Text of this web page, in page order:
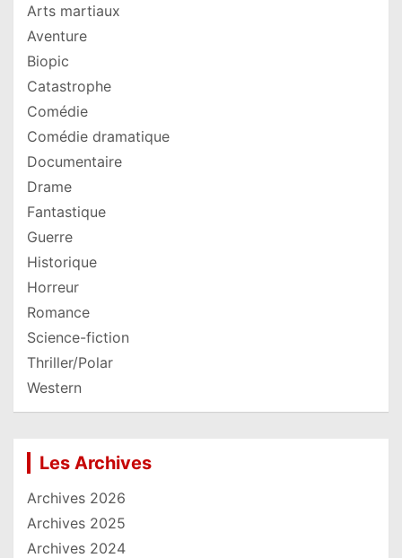
Arts martiaux
Aventure
Biopic
Catastrophe
Comédie
Comédie dramatique
Documentaire
Drame
Fantastique
Guerre
Historique
Horreur
Romance
Science-fiction
Thriller/Polar
Western
Les Archives
Archives 2026
Archives 2025
Archives 2024